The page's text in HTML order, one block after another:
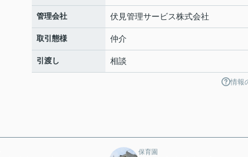
管理会社 伏見管理サービス株式会社
取引態様 仲介
引渡し 相談
情報
保育園